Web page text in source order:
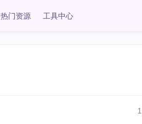
热门资源 工具中心
1